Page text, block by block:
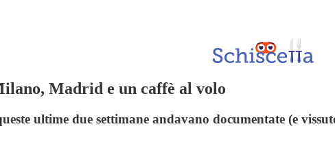
Madrid e un caffè al volo
ultime due settimane andavano documentate (e